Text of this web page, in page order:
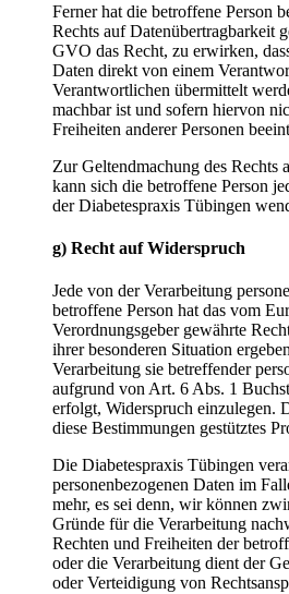
Ferner hat die betroffene Person
Rechts auf Datenübertragbarkeit
GVO das Recht, zu erwirken,
Daten direkt von einem
Verantwortlichen übermittelt
machbar ist und sofern hiervon
Freiheiten anderer Personen
Zur Geltendmachung des Rechts
kann sich die betroffene Person
der Diabetespraxis Tübingen
g) Recht auf Widerspruch
Jede von der Verarbeitung
betroffene Person hat das vom
Verordnungsgeber gewährte
ihrer besonderen Situation
Verarbeitung sie betreffender
aufgrund von Art. 6 Abs. 1
erfolgt, Widerspruch einzulegen.
diese Bestimmungen gestütztes
Die Diabetespraxis Tübingen
personenbezogenen Daten im
mehr, es sei denn, wir können
Gründe für die Verarbeitung
Rechten und Freiheiten der
oder die Verarbeitung dient der
oder Verteidigung von